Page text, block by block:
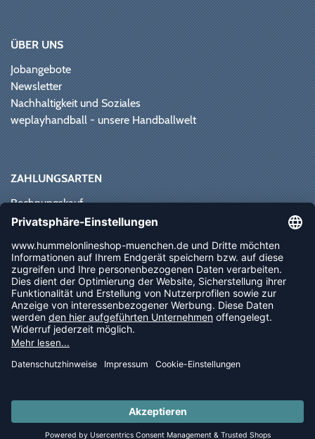
LAST PIECES: Bekleidung - Spare bis zu 65%
ÜBER UNS
Jobangebote
Newsletter
Nachhaltigkeit und Soziales
weplayhandball - unsere Handballwelt
ZAHLUNGSARTEN
Rechnungskauf
Paypal
Vorkasse
Sofortüberweisung
NEWSLETTER